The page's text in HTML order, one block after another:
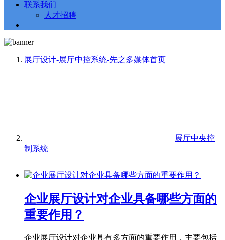
联系我们
人才招聘
展厅设计-展厅中控系统-先之多媒体首页
展厅中央控
制系统
企业展厅设计对企业具备哪些方面的
重要作用？
企业展厅设计对企业具有多方面的重要作用，主要包括